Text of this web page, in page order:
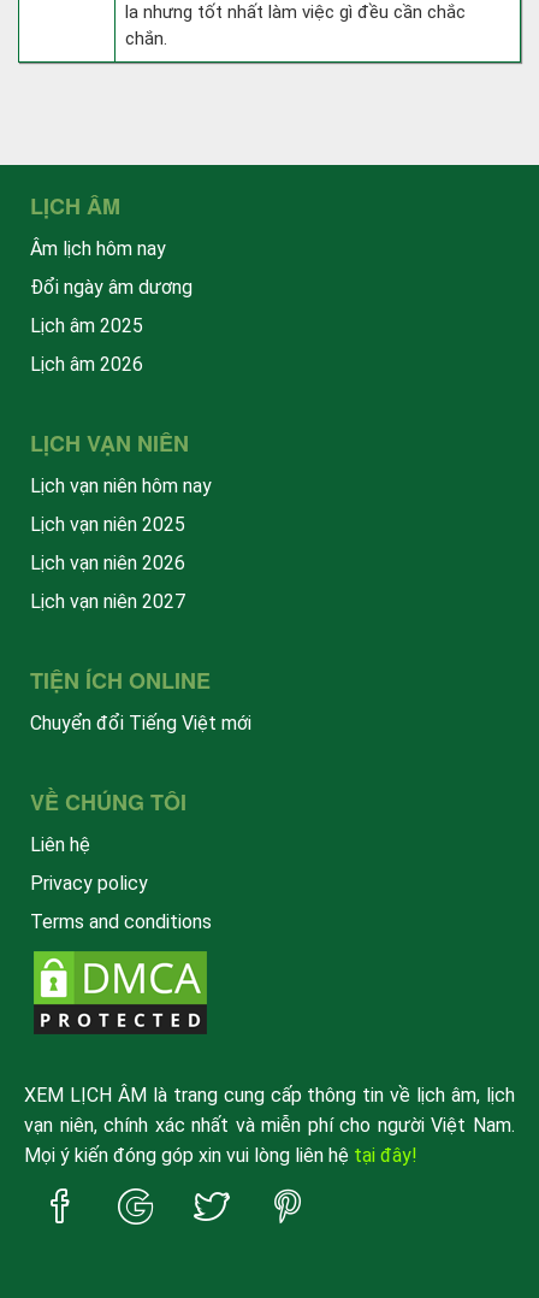
la nhưng tốt nhất làm việc gì đều cần chắc
chắn.
LỊCH ÂM
Âm lịch hôm nay
Đổi ngày âm dương
Lịch âm 2025
Lịch âm 2026
LỊCH VẠN NIÊN
Lịch vạn niên hôm nay
Lịch vạn niên 2025
Lịch vạn niên 2026
Lịch vạn niên 2027
TIỆN ÍCH ONLINE
Chuyển đổi Tiếng Việt mới
VỀ CHÚNG TÔI
Liên hệ
Privacy policy
Terms and conditions
XEM LỊCH ÂM là trang cung cấp thông tin về lịch âm, lịch
vạn niên, chính xác nhất và miễn phí cho người Việt Nam.
Mọi ý kiến đóng góp xin vui lòng liên hệ tại đây!
Trang
Facebook
Trang
Google
Trang
Twitter
Trang
Pinterest